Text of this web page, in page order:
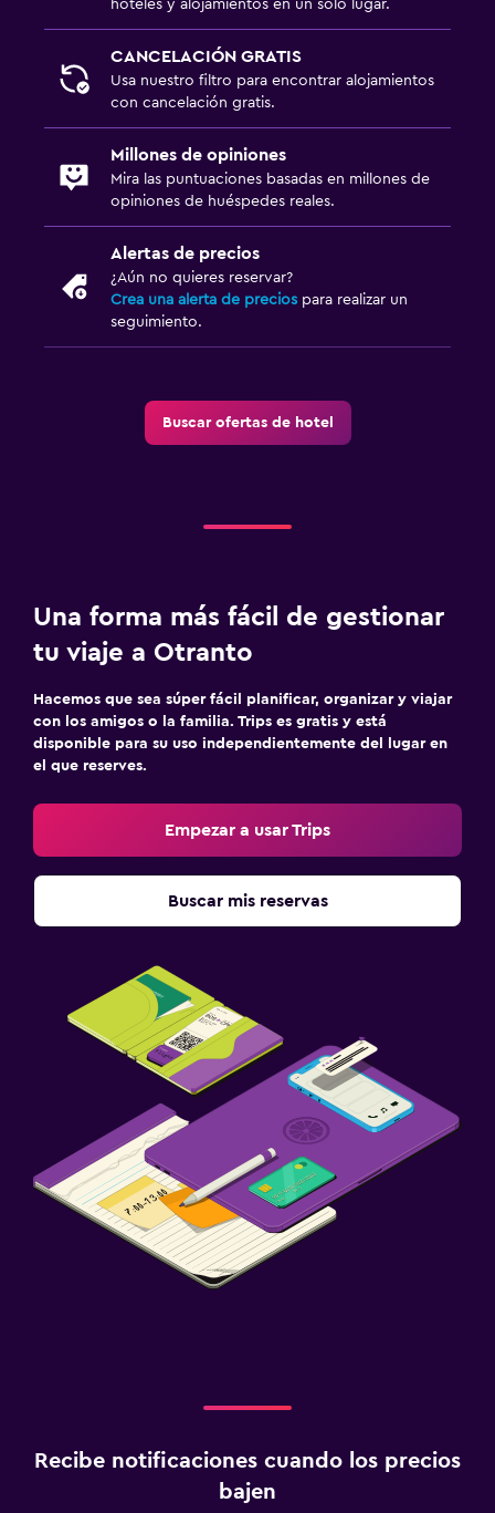
Cuna/cama nido disponibles
Comidas para niños
Estacionamiento y transporte
Estacionamiento privado
Sistema de entretenimiento
TV de pantalla plana
Bicicletas
Ciclismo
Lavandería
Tendedero
Piscina
Piscina al aire libre
hoteles y alojamientos en un solo lugar.
CANCELACIÓN GRATIS
Usa nuestro filtro para encontrar alojamientos
con cancelación gratis.
Millones de opiniones
Mira las puntuaciones basadas en millones de
opiniones de huéspedes reales.
Alertas de precios
¿Aún no quieres reservar?
Crea una alerta de precios para realizar un
seguimiento.
Buscar ofertas de hotel
Una forma más fácil de gestionar
tu viaje a Otranto
Hacemos que sea súper fácil planificar, organizar y viajar
con los amigos o la familia. Trips es gratis y está
disponible para su uso independientemente del lugar en
el que reserves.
Empezar a usar Trips
Buscar mis reservas
Recibe notificaciones cuando los precios
bajen